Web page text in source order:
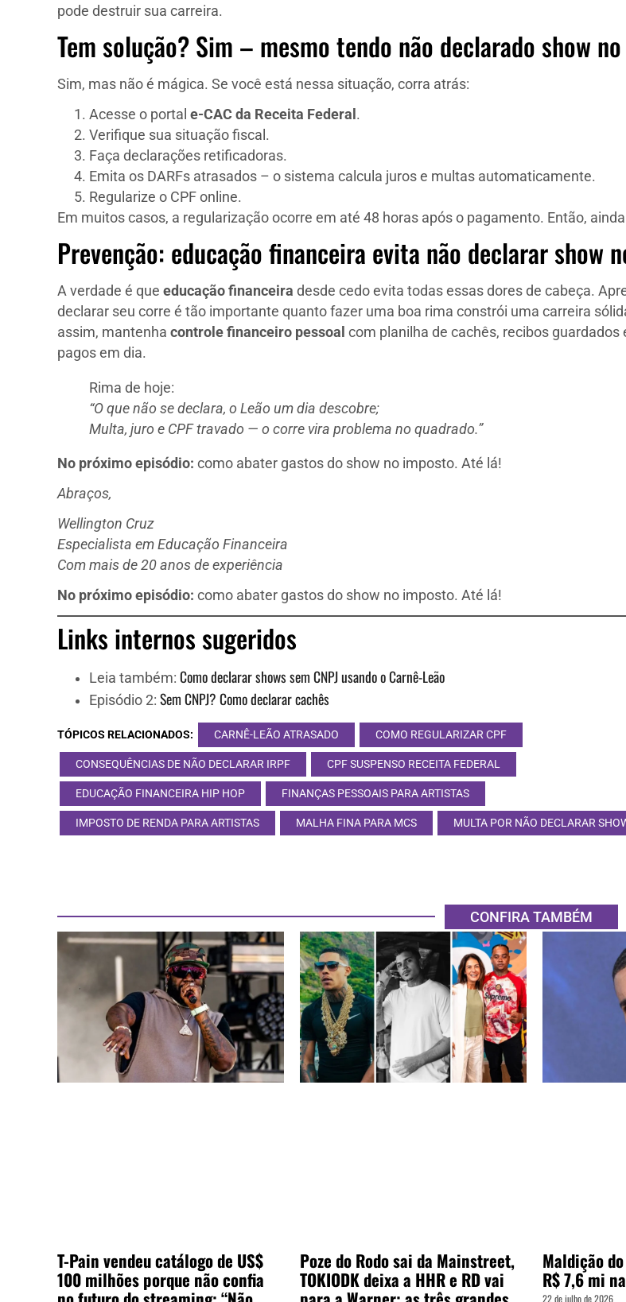
pode destruir sua carreira.
Tem solução? Sim – mesmo tendo não declarado show
Sim, mas não é mágica. Se você está nessa situação, corra atrás:
Acesse o portal e-CAC da Receita Federal .
Verifique sua situação fiscal.
Faça declarações retificadoras.
Emita os DARFs atrasados – o sistema calcula juros e multas automaticamente.
Regularize o CPF online.
Em muitos casos, a regularização ocorre em até 48 horas após o pagamento. Então,
Prevenção: educação financeira evita não declarar show
A verdade é que educação financeira desde cedo evita todas essas dores de cabeça.
declarar seu corre é tão importante quanto fazer uma boa rima constrói uma carreira
assim, mantenha controle financeiro pessoal com planilha de cachês, recibos guardados
pagos em dia.
Rima de hoje:
“O que não se declara, o Leão um dia descobre;
Multa, juro e CPF travado — o corre vira problema no quadrado.”
No próximo episódio: como abater gastos do show no imposto. Até lá!
Abraços,
Wellington Cruz
Especialista em Educação Financeira
Com mais de 20 anos de experiência
No próximo episódio: como abater gastos do show no imposto. Até lá!
Links internos sugeridos
Leia também: Como declarar shows sem CNPJ usando o Carnê-Leão
Episódio 2: Sem CNPJ? Como declarar cachês
TÓPICOS RELACIONADOS: CARNÊ-LEÃO ATRASADO COMO REGULARIZAR CPF
CONSEQUÊNCIAS DE NÃO DECLARAR IRPF CPF SUSPENSO RECEITA FEDERAL
EDUCAÇÃO FINANCEIRA HIP HOP FINANÇAS PESSOAIS PARA ARTISTAS
IMPOSTO DE RENDA PARA ARTISTAS MALHA FINA PARA MCS MULTA POR NÃO DECLARAR
CONFIRA TAMBÉM
T-Pain vendeu catálogo de US$
100 milhões porque não confia
Poze do Rodo sai da Mainstreet,
TOKIODK deixa a HHR e RD vai
Maldição
R$ 7,6 mi
22 de julho de 2026